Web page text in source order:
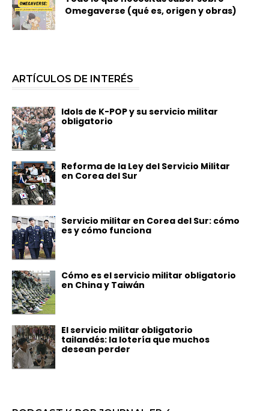
Omegaverse (qué es, origen y obras)
ARTÍCULOS DE INTERÉS
Idols de K-POP y su servicio militar
obligatorio
Reforma de la Ley del Servicio Militar
en Corea del Sur
Servicio militar en Corea del Sur: cómo
es y cómo funciona
Cómo es el servicio militar obligatorio
en China y Taiwán
El servicio militar obligatorio
tailandés: la lotería que muchos
desean perder